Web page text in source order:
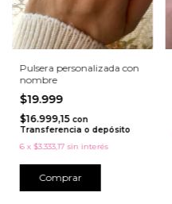
Pulsera personalizada con
nombre
$19.999
$16.999,15 con
Transferencia o depósito
6 x $3.333,17 sin interés